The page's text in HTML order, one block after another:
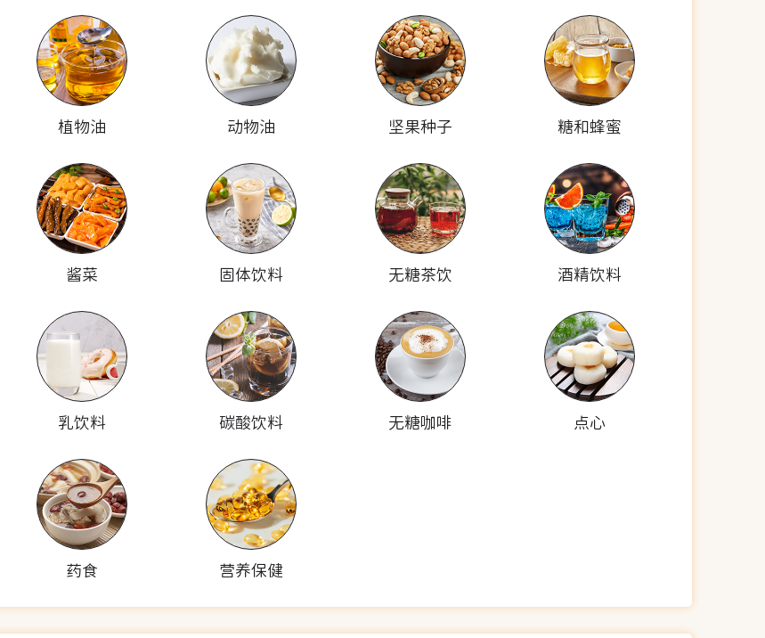
植物油 动物油 坚果种子 糖和蜂蜜
酱菜 固体饮料 无糖茶饮 酒精饮料
乳饮料 碳酸饮料 无糖咖啡 点心
药食 营养保健